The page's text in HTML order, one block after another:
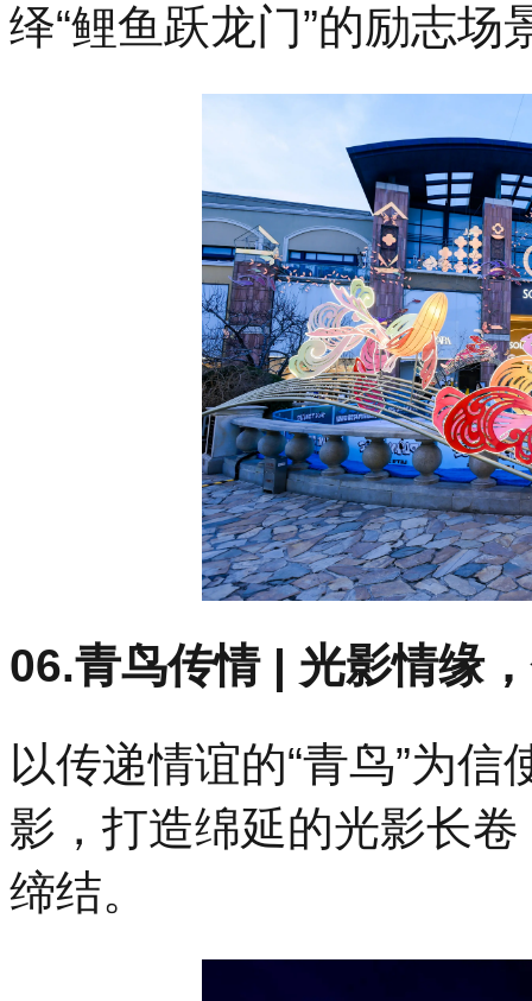
绎“鲤鱼跃龙门”的励志场
06.青鸟传情 | 光影情缘
以传递情谊的“青鸟”为信
影，打造绵延的光影长
缔结。